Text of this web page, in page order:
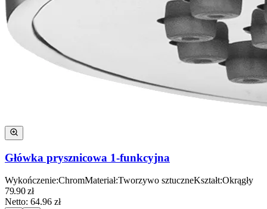
Główka prysznicowa 1-funkcyjna
Wykończenie:ChromMateriał:Tworzywo sztuczneKształt:Okrągły
79.90zł
Netto: 64.96 zł